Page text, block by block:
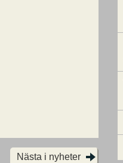
Nästa i nyheter